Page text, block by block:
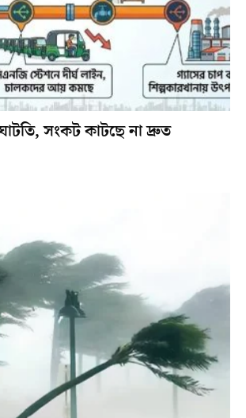
সংকট কাটছে না দ্রুত